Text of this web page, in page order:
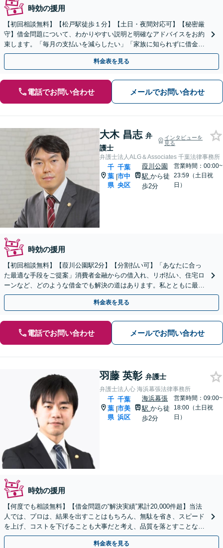
時効の援用
【初回相談無料】【松戸駅徒歩１分】【土日・夜間対応可】【秘密厳
守】借金問題について、わかりやすい説明と明確なアドバイスをお約
束します。「毎月の支払いを減らしたい」「家族に知られずに借金を
整理したい」など何でもご相談ください。
料金表を見る
電話でお問い合わせ メールでお問い合わせ
大木 昌志 弁
護士
インタビューを
見る
弁護士法人ALG＆Associates 千葉法律事務所
千
葉
県
|
千葉
市中
央区
葭川公園
駅から徒
歩2分
営業時間：00:00~
23:59（土日祝
日）
時効の援用
【初回相談無料】【葭川公園駅2分】【分割払い可】「あなたに合っ
た最適な手段をご提案」消費者金融からの借入れ、リボ払い、住宅ロ
ーンなど、どのような借金でも解決の道はあります。私とともに最善
の解決を図りましょう【安心の完全個室対応／秘密厳守】
料金表を見る
電話でお問い合わせ メールでお問い合わせ
羽藤 英彰 弁護士
弁護士法人心 海浜幕張法律事務所
千
葉
県
|
千葉
市美
浜区
海浜幕張
駅から徒
歩2分
営業時間：09:00~
18:00（土日祝
日）
時効の援用
【何度でも相談無料】【借金問題の“解決実績”累計20,000件超】当法
人では、プロは、結果を出すことはもちろん、無駄を省き、スピード
を上げ、コストを下げることも大事だと考え、品質を落とすことな
く、費用を可能な限り安くすることにこだわります。
料金表を見る